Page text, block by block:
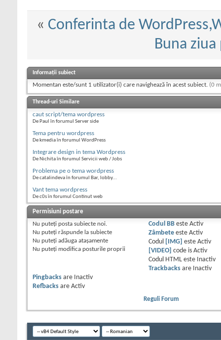
« Conferinta de
Buna
Informații subiect
Momentan este/sunt 1 utilizator(i) care navighează în acest subiect. (0
Thread-uri Similare
caut script/tema wordpress
De Paul în forumul Server side
Tema pentru wordpress
De kmedia în forumul WordPress
Integrare design in tema Wordpress
De Nichita în forumul Servicii web / Jobs
Problema pe o tema wordpress
De catalindeva în forumul Bar, lobby...
Vant tema wordpress
De c0s în forumul Continut web
Permisiuni postare
Nu puteţi posta subiecte noi.
Nu puteţi răspunde la subiecte
Nu puteţi adăuga ataşamente
Nu puteţi modifica posturile proprii
Codul BBeste Activ
Zâmbeteeste Activ
Codul
[IMG] este Activ
[VIDEO] code is Activ
Codul HTML este
Inactiv
Trackbacksare
Inactiv
Pingbacks are
Inactiv
Refbacks are Activ
Reguli Forum